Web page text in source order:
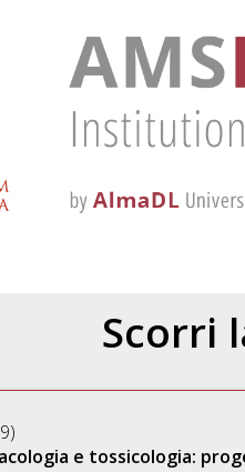
Scorri
e tossicologia: